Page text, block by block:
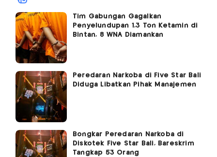
Tim Gabungan Gagalkan
Penyelundupan 1,3 Ton Ketamin di
Bintan, 8 WNA Diamankan
Peredaran Narkoba di Five Star Bali
Diduga Libatkan Pihak Manajemen
Bongkar Peredaran Narkoba di
Diskotek Five Star Bali, Bareskrim
Tangkap 53 Orang